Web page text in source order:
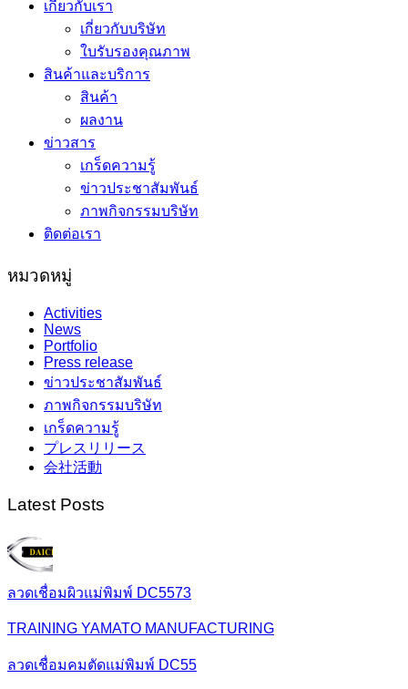
เกี่ยวกับเรา
เกี่ยวกับบริษัท
ใบรับรองคุณภาพ
สินค้าและบริการ
สินค้า
ผลงาน
ข่าวสาร
เกร็ดความรู้
ข่าวประชาสัมพันธ์
ภาพกิจกรรมบริษัท
ติดต่อเรา
หมวดหมู่
Activities
News
Portfolio
Press release
ข่าวประชาสัมพันธ์
ภาพกิจกรรมบริษัท
เกร็ดความรู้
プレスリリース
会社活動
Latest Posts
ลวดเชื่อมผิวแม่พิมพ์ DC5573
TRAINING YAMATO MANUFACTURING
ลวดเชื่อมคมตัดแม่พิมพ์ DC55